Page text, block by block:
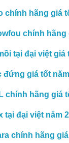
chính hãng giá
chính hãng
tại đại việt giá
đứng giá tốt
chính hãng giá
tại đại việt năm
chính hãng